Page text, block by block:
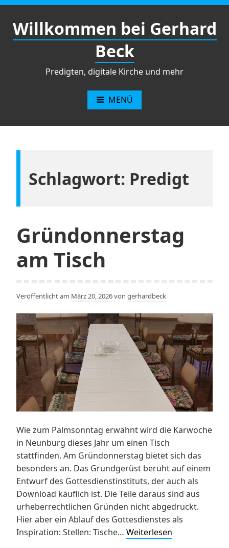
Zum
springen
Willkommen bei Gerhard
Beck
Predigten, digitale Kirche und mehr
MENÜ
Schlagwort: Predigt
Gründonnerstag
am Tisch
Veröffentlicht am März 20, 2026von gerhardbeck
Wie zum Palmsonntag erwähnt wird die Karwoche
in Neunburg dieses Jahr um einen Tisch
stattfinden. Am Gründonnerstag bietet sich das
besonders an. Das Grundgerüst beruht auf einem
Entwurf des Gottesdienstinstituts, der auch als
Download käuflich ist. Die Teile daraus sind aus
urheberrechtlichen Gründen nicht abgedruckt.
Hier aber ein Ablauf des Gottesdienstes als
Inspiration: Stellen: Tische… Weiterlesen